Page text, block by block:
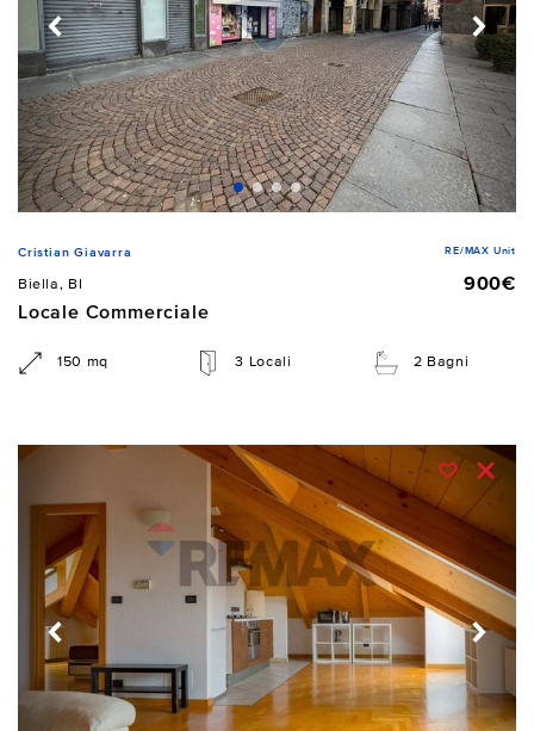
Cristian Giavarra RE/MAX Unit
Biella, BI
900€
Locale Commerciale
150 mq 3 Locali 2 Bagni